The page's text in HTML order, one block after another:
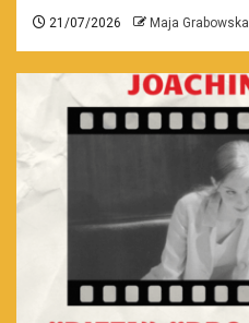
21/07/2026 Maja Grabowska